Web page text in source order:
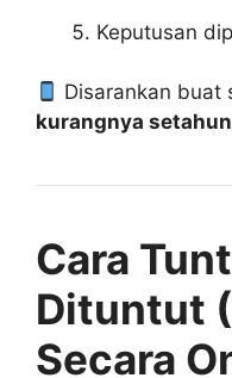
Keputusan
Disarankan buat
kurangnya
Cara
Dituntut
Secara